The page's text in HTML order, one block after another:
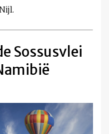
Sossusvlei